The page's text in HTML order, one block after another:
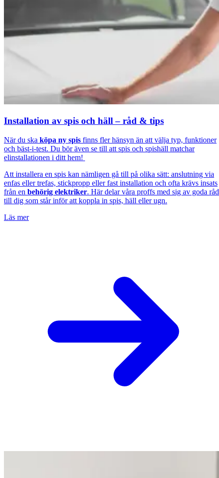
Installation av spis och häll – råd & tips
När du ska köpa ny spis finns fler hänsyn än att välja typ, funktioner
och bäst-i-test. Du bör även se till att spis och spishäll matchar
elinstallationen i ditt hem!
Att installera en spis kan nämligen gå till på olika sätt: anslutning via
enfas eller trefas, stickpropp eller fast installation och ofta krävs insats
från en behörig elektriker. Här delar våra proffs med sig av goda råd
till dig som står inför att koppla in spis, häll eller ugn.
Läs mer